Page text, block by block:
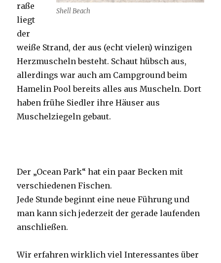
Shell Beach
raße
liegt
der
weiße Strand, der aus (echt vielen) winzigen
Herzmuscheln besteht. Schaut hübsch aus,
allerdings war auch am Campground beim
Hamelin Pool bereits alles aus Muscheln. Dort
haben frühe Siedler ihre Häuser aus
Muschelziegeln gebaut.
Der „Ocean Park“ hat ein paar Becken mit
verschiedenen Fischen.
Jede Stunde beginnt eine neue Führung und
man kann sich jederzeit der gerade laufenden
anschließen.
Wir erfahren wirklich viel Interessantes über